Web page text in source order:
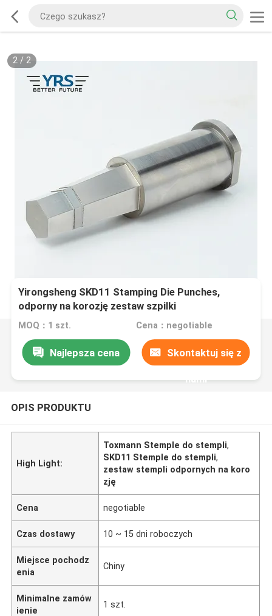
2/ 2
Yirongsheng SKD11 Stamping Die Punches,
odporny na korozję zestaw szpilki
MOQ：1 szt. Cena：negotiable
Najlepsza cena Skontaktuj się z
nami
OPIS PRODUKTU
High Light:
Toxmann Stemple do stempli,
SKD11 Stemple do stempli,
zestaw stempli odpornych na koro
zję
Cena negotiable
Czas dostawy 10 ~ 15 dni roboczych
Miejsce pochodz
enia
Chiny
Minimalne zamów
ienie
1 szt.